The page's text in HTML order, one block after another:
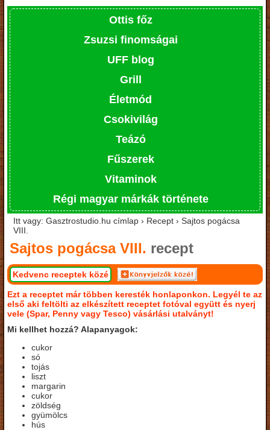
Ottis főz
Zsuzsi finomságai
UFF blog
Grill
Életmód
Csokivilág
Teázó
Fűszerek
Vitaminok
Régi magyar márkák története
Itt vagy: Gasztrostudio.hu címlap › Recept › Sajtos pogácsa
VIII.
Sajtos pogácsa VIII. recept
Kedvenc receptek közé
Ezt a receptet már többen keresték honlaponkon. Legyél te az
első aki feltölti az elkészített receptet fotóval együtt és nyerj
vele (Spar, Penny vagy Tesco) vásárlási utalványt!
Mi kellhet hozzá? Alapanyagok:
cukor
só
tojás
liszt
margarin
cukor
zöldség
gyümölcs
hús